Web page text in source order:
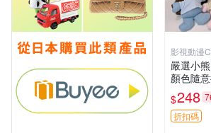
影視動漫
嚴選小
顏色隨
掛件 小
孩童掛件
$248
折扣碼